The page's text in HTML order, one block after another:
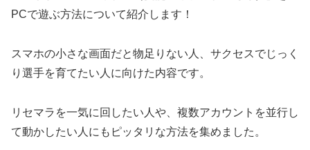
PCで遊ぶ方法について紹介します！
スマホの小さな画面だと物足りない人、サクセスでじっく
り選手を育てたい人に向けた内容です。
リセマラを一気に回したい人や、複数アカウントを並行し
て動かしたい人にもピッタリな方法を集めました。